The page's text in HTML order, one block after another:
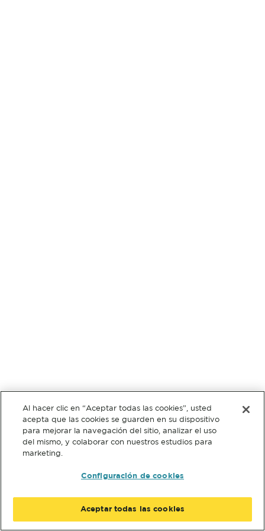
Al hacer clic en “Aceptar todas las cookies”, usted
acepta que las cookies se guarden en su dispositivo
para mejorar la navegación del sitio, analizar el uso
del mismo, y colaborar con nuestros estudios para
marketing.
Configuración de cookies
Aceptar todas las cookies